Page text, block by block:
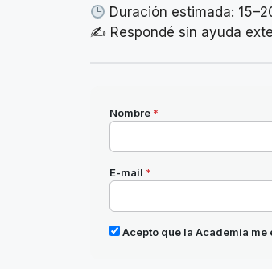
Duración estimada:
✍️ Respondé sin ayuda
Nombre *
E-mail *
Acepto que la Academia